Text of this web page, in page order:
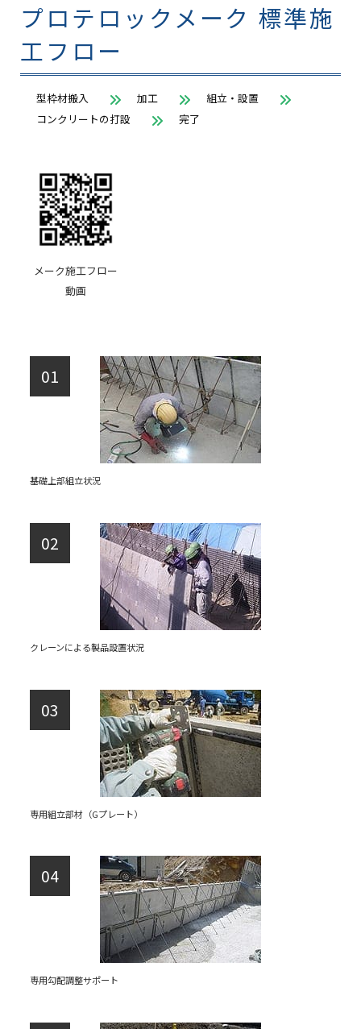
プロテロックメーク 標準施
工フロー
型枠材搬入 加工
組立・設置
コンクリートの打設
完了
メーク施工フロー
動画
基礎上部組立状況
クレーンによる製品設置状況
専用組立部材（Gプレート）
専用勾配調整サポート